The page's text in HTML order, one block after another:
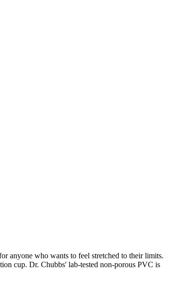
anyone who wants to feel stretched to their limits.
cup. Dr. Chubbs' lab-tested non-porous PVC is